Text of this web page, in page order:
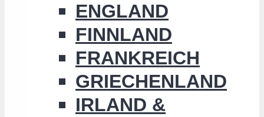
ENGLAND
FINNLAND
FRANKREICH
GRIECHENLAND
IRLAND &